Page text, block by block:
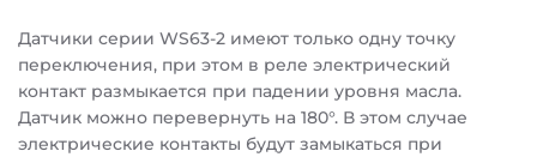
Датчики серии WS63-2 имеют только одну точку
переключения, при этом в реле электрический
контакт размыкается при падении уровня масла.
Датчик можно перевернуть на 180°. В этом случае
электрические контакты будут замыкаться при